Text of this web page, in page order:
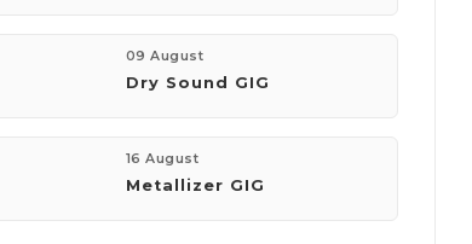
пошта:
Переглянути сайт
09 August
Dry Sound GIG
16 August
Metallizer GIG